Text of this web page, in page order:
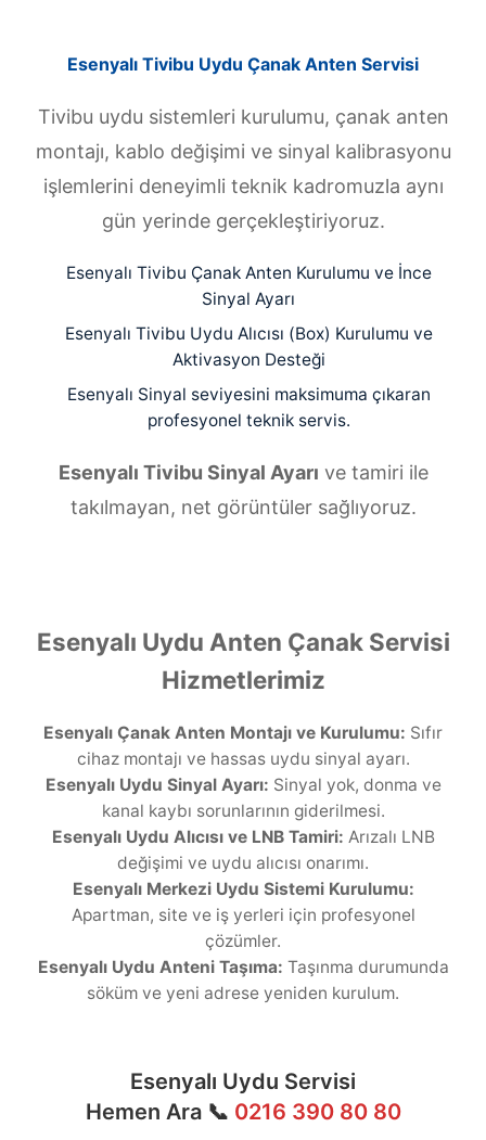
Esenyalı Tivibu Uydu Çanak Anten Servisi
Tivibu uydu sistemleri kurulumu, çanak anten
montajı, kablo değişimi ve sinyal kalibrasyonu
işlemlerini deneyimli teknik kadromuzla aynı
gün yerinde gerçekleştiriyoruz.
Esenyalı Tivibu Çanak Anten Kurulumu ve İnce
Sinyal Ayarı
Esenyalı Tivibu Uydu Alıcısı (Box) Kurulumu ve
Aktivasyon Desteği
Esenyalı Sinyal seviyesini maksimuma çıkaran
profesyonel teknik servis.
Esenyalı Tivibu Sinyal Ayarı ve tamiri ile
takılmayan, net görüntüler sağlıyoruz.
Esenyalı Uydu Anten Çanak Servisi
Hizmetlerimiz
Esenyalı Çanak Anten Montajı ve Kurulumu: Sıfır
cihaz montajı ve hassas uydu sinyal ayarı.
Esenyalı Uydu Sinyal Ayarı: Sinyal yok, donma ve
kanal kaybı sorunlarının giderilmesi.
Esenyalı Uydu Alıcısı ve LNB Tamiri: Arızalı LNB
değişimi ve uydu alıcısı onarımı.
Esenyalı Merkezi Uydu Sistemi Kurulumu:
Apartman, site ve iş yerleri için profesyonel
çözümler.
Esenyalı Uydu Anteni Taşıma: Taşınma durumunda
söküm ve yeni adrese yeniden kurulum.
Esenyalı Uydu Servisi
Hemen Ara 📞 0216 390 80 80